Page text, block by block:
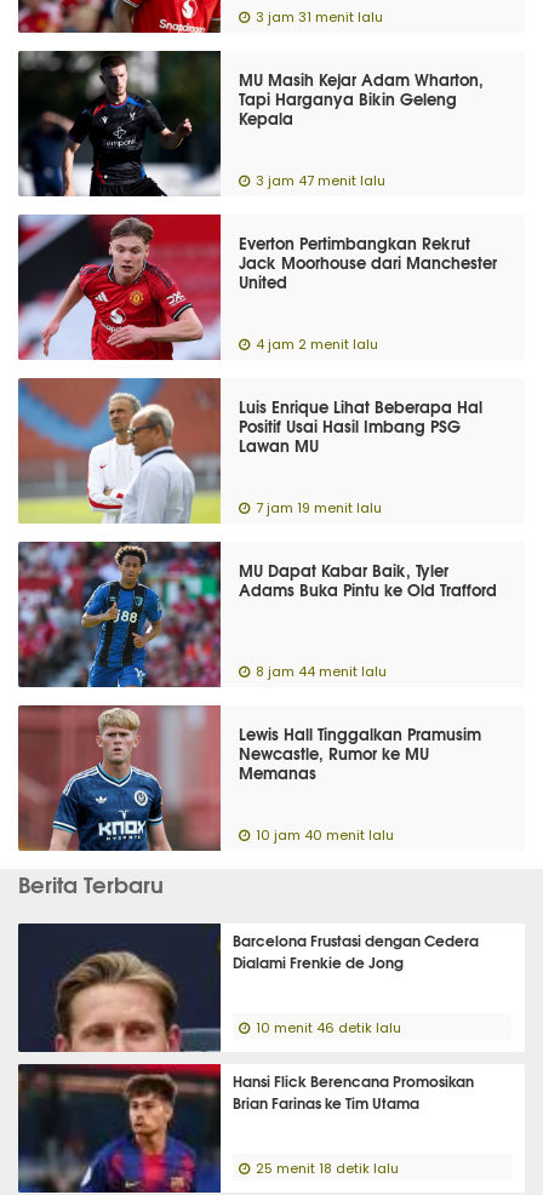
3 jam 31 menit lalu
MU Masih Kejar Adam Wharton,
Tapi Harganya Bikin Geleng
Kepala
3 jam 47 menit lalu
Everton Pertimbangkan Rekrut
Jack Moorhouse dari Manchester
United
4 jam 2 menit lalu
Luis Enrique Lihat Beberapa Hal
Positif Usai Hasil Imbang PSG
Lawan MU
7 jam 19 menit lalu
MU Dapat Kabar Baik, Tyler
Adams Buka Pintu ke Old Trafford
8 jam 44 menit lalu
Lewis Hall Tinggalkan Pramusim
Newcastle, Rumor ke MU
Memanas
10 jam 40 menit lalu
Berita Terbaru
Barcelona Frustasi dengan Cedera
Dialami Frenkie de Jong
10 menit 46 detik lalu
Hansi Flick Berencana Promosikan
Brian Farinas ke Tim Utama
25 menit 18 detik lalu